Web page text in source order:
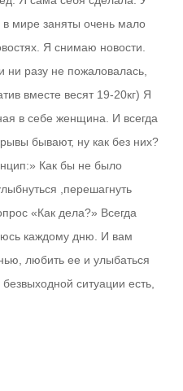
в мире заняты очень мало
Я снимаю новости.
разу не пожаловалась,
вместе весят 19-20кг) Я
в себе женщина. И всегда
бывают, ну как без них?
Как бы не было
,перешагнуть
«Как дела?» Всегда
каждому дню. И вам
любить ее и улыбаться
ситуации есть,